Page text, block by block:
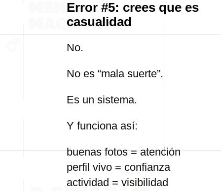
Error #5: crees que es
casualidad
No.
No es “mala suerte”.
Es un sistema.
Y funciona así:
buenas fotos = atención
perfil vivo = confianza
actividad = visibilidad